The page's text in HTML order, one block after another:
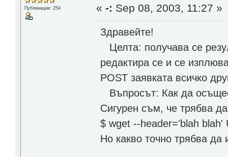
Публикации: 254 «-: Sep 08, 2003, 11:27 »
Здравейте!
Целта: получава се
редактира се и се
POST заявката всичко
Въпросът: Как да
Сигурен съм, че трябва
$ wget --header='blah blah'
Но какво точно трябва